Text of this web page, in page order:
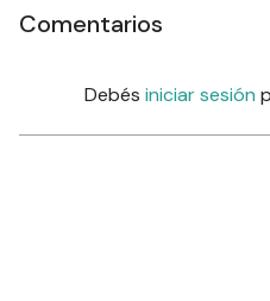
Comentarios
Debés iniciar sesión